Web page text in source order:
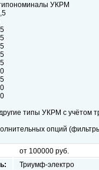
УКРМ
типы УКРМ с учётом
опций
от 100000 руб.
Триумф-электро